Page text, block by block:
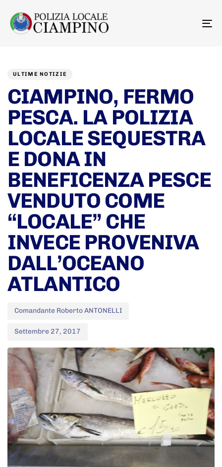
ULTIME NOTIZIE
CIAMPINO, FERMO
PESCA. LA POLIZIA
LOCALE SEQUESTRA
E DONA IN
BENEFICENZA PESCE
VENDUTO COME
“LOCALE” CHE
INVECE PROVENIVA
DALL’OCEANO
ATLANTICO
Comandante Roberto ANTONELLI
Settembre 27, 2017